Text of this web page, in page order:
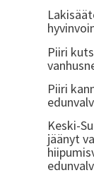
Piiri
Piiri
Keski-
jäänyt